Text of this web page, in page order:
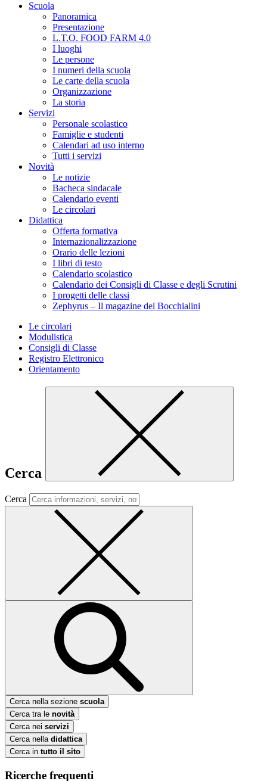
Scuola
Panoramica
Presentazione
L.T.O. FOOD FARM 4.0
I luoghi
Le persone
I numeri della scuola
Le carte della scuola
Organizzazione
La storia
Servizi
Personale scolastico
Famiglie e studenti
Calendari ad uso interno
Tutti i servizi
Novità
Le notizie
Bacheca sindacale
Calendario eventi
Le circolari
Didattica
Offerta formativa
Internazionalizzazione
Orario delle lezioni
I libri di testo
Calendario scolastico
Calendario dei Consigli di Classe e degli Scrutini
I progetti delle classi
Zephyrus – Il magazine del Bocchialini
Le circolari
Modulistica
Consigli di Classe
Registro Elettronico
Orientamento
Cerca
Cerca
Cerca nella sezione scuola
Cerca tra le novità
Cerca nei servizi
Cerca nella didattica
Cerca in tutto il sito
Ricerche frequenti